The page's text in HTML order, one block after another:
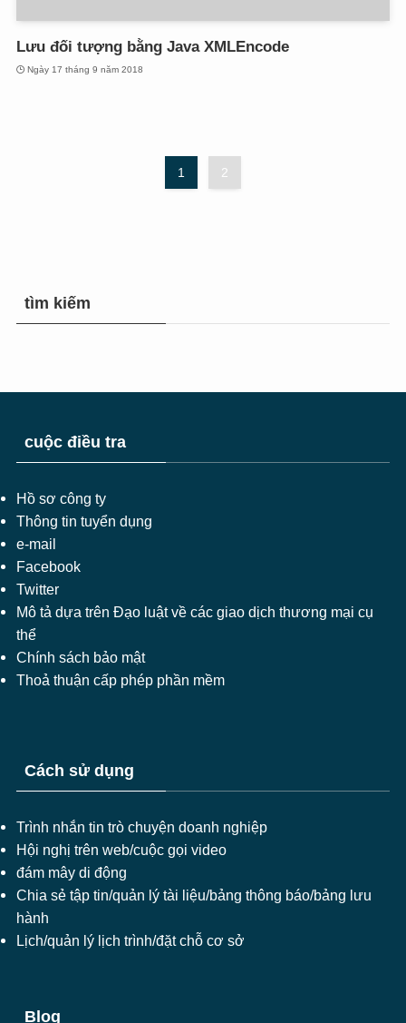
Lưu đối tượng bằng Java XMLEncode
Ngày 17 tháng 9 năm 2018
1 2
tìm kiếm
cuộc điều tra
Hồ sơ công ty
Thông tin tuyển dụng
e-mail
Facebook
Twitter
Mô tả dựa trên Đạo luật về các giao dịch thương mại cụ
thể
Chính sách bảo mật
Thoả thuận cấp phép phần mềm
Cách sử dụng
Trình nhắn tin trò chuyện doanh nghiệp
Hội nghị trên web/cuộc gọi video
đám mây di động
Chia sẻ tập tin/quản lý tài liệu/bảng thông báo/bảng lưu
hành
Lịch/quản lý lịch trình/đặt chỗ cơ sở
Blog